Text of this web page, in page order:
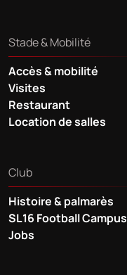
Stade & Mobilité
Accès & mobilité
Visites
Restaurant
Location de salles
Club
Histoire & palmarès
SL16 Football Campus
Jobs